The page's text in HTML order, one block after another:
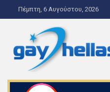
k
Πέμπτη, 6 Αυγούστου, 2026
gayhellas.gr –
lgbt news & guide